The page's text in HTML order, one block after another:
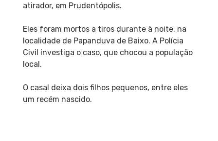
atirador, em Prudentópolis.
Eles foram mortos a tiros durante à noite, na
localidade de Papanduva de Baixo. A Polícia
Civil investiga o caso, que chocou a população
local.
O casal deixa dois filhos pequenos, entre eles
um recém nascido.